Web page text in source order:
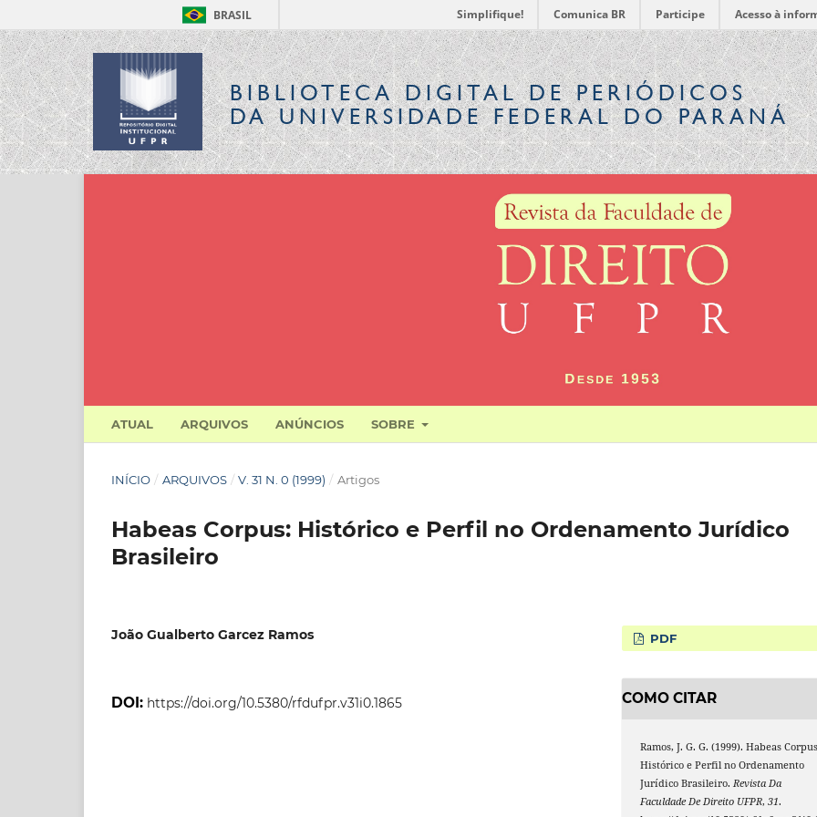
BRASIL Simplifique! Comunica BR Participe Acesso à
BIBLIOTECA DIGITALDE PERIÓDICOS
DA UNIVERSIDADE FEDERAL DO PARANÁ
ATUAL ARQUIVOS ANÚNCIOS SOBRE
INÍCIO / ARQUIVOS / V. 31 N. 0 (1999) / Artigos
Habeas Corpus: Histórico e Perfil no Ordenamento Jurídico
Brasileiro
João Gualberto Garcez Ramos
DOI: https://doi.org/10.5380/rfdufpr.v31i0.1865
PDF
COMO CITAR
Ramos, J. G. G. (1999). Habeas
Histórico e Perfil no Ordenamento
Jurídico Brasileiro.Revista Da
Faculdade De Direito UFPR,31.